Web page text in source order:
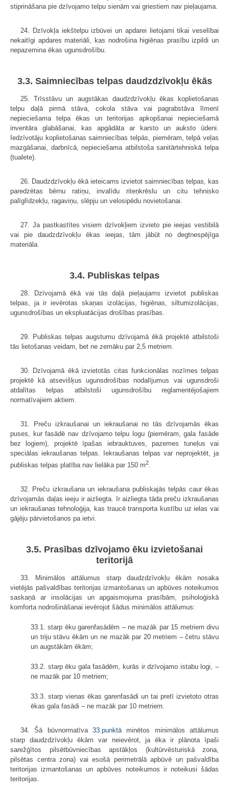
stiprināšana pie dzīvojamo telpu sienām vai griestiem nav pieļaujama.
24. Dzīvokļa iekštelpu izbūvei un apdarei lietojami tikai veselībai
nekaitīgi apdares materiāli, kas nodrošina higiēnas prasību izpildi un
nepazemina ēkas ugunsdrošību.
3.3. Saimniecības telpas daudzdzīvokļu ēkās
25. Trīsstāvu un augstākas daudzdzīvokļu ēkas koplietošanas
telpu daļā pirmā stāva, cokola stāva vai pagrabstāva līmenī
nepieciešama telpa ēkas un teritorijas apkopšanai nepieciešamā
inventāra glabāšanai, kas apgādāta ar karsto un auksto ūdeni.
Iedzīvotāju koplietošanas saimniecības telpās, piemēram, telpā veļas
mazgāšanai, darbnīcā, nepieciešama atbilstoša sanitārtehniskā telpa
(tualete).
26. Daudzdzīvokļu ēkā ieteicams izvietot saimniecības telpas, kas
paredzētas bērnu ratiņu, invalīdu riteņkrēslu un citu tehnisko
palīglīdzekļu, ragaviņu, slēpju un velosipēdu novietošanai.
27. Ja pastkastītes visiem dzīvokļiem izvieto pie ieejas vestibilā
vai pie daudzdzīvokļu ēkas ieejas, tām jābūt no degtnespējīga
materiāla.
3.4. Publiskas telpas
28. Dzīvojamā ēkā vai tās daļā pieļaujams izvietot publiskas
telpas, ja ir ievērotas skaņas izolācijas, higiēnas, siltumizolācijas,
ugunsdrošības un ekspluatācijas drošības prasības.
29. Publiskas telpas augstumu dzīvojamā ēkā projektē atbilstoši
tās lietošanas veidam, bet ne zemāku par 2,5 metriem.
30. Dzīvojamā ēkā izvietotās citas funkcionālas nozīmes telpas
projektē kā atsevišķus ugunsdrošības nodalījumus vai ugunsdroši
atdalītas telpas atbilstoši ugunsdrošību reglamentējošajiem
normatīvajiem aktiem.
31. Preču izkraušanai un iekraušanai no tās dzīvojamās ēkas
puses, kur fasādē nav dzīvojamo telpu logu (piemēram, gala fasāde
bez logiem), projektē īpašas iebrauktuves, pazemes tuneļus vai
speciālas iekraušanas telpas. Iekraušanas telpas var neprojektēt, ja
publiskas telpas platība nav lielāka par 150 m2
32. Preču izkraušana un iekraušana publiskajās telpās caur ēkas
dzīvojamās daļas ieeju ir aizliegta. Ir aizliegta tāda preču izkraušanas
un iekraušanas tehnoloģija, kas traucē transporta kustību uz ielas vai
gājēju pārvietošanos pa ietvi.
3.5. Prasības dzīvojamo ēku izvietošanai
teritorijā
33. Minimālos attālumus starp daudzdzīvokļu ēkām nosaka
vietējās pašvaldības teritorijas izmantošanas un apbūves noteikumos
saskaņā ar insolācijas un apgaismojuma prasībām, psiholoģiskā
komforta nodrošināšanai ievērojot šādus minimālos attālumus:
33.1. starp ēku garenfasādēm – ne mazāk par 15 metriem divu
un triju stāvu ēkām un ne mazāk par 20 metriem – četru stāvu
un augstākām ēkām;
33.2. starp ēku gala fasādēm, kurās ir dzīvojamo istabu logi, –
ne mazāk par 10 metriem;
33.3. starp vienas ēkas garenfasādi un tai pretī izvietoto otras
ēkas gala fasādi – ne mazāk par 10 metriem.
34. Šā būvnormatīva 33.punktā minētos minimālos attālumus
starp daudzdzīvokļu ēkām var neievērot, ja ēka ir plānota īpaši
sarežģītos pilsētbūvniecības apstākļos (kultūrvēsturiskā zona,
pilsētas centra zona) vai esošā perimetrālā apbūvē un pašvaldība
teritorijas izmantošanas un apbūves noteikumos ir noteikusi šādas
teritorijas.